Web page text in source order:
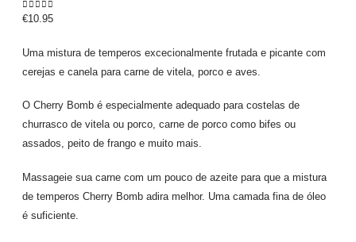
0out of 5
€10.95
Uma mistura de temperos excecionalmente frutada e picante com
cerejas e canela para carne de vitela, porco e aves.
O Cherry Bomb é especialmente adequado para costelas de
churrasco de vitela ou porco, carne de porco como bifes ou
assados, peito de frango e muito mais.
Massageie sua carne com um pouco de azeite para que a mistura
de temperos Cherry Bomb adira melhor. Uma camada fina de óleo
é suficiente.